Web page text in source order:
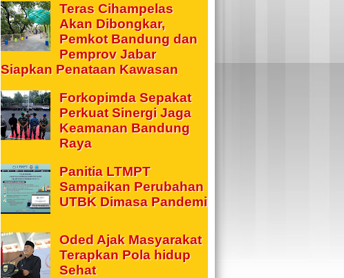
Teras Cihampelas
Akan Dibongkar,
Pemkot Bandung dan
Pemprov Jabar
Siapkan Penataan Kawasan
Forkopimda Sepakat
Perkuat Sinergi Jaga
Keamanan Bandung
Raya
Panitia LTMPT
Sampaikan Perubahan
UTBK Dimasa Pandemi
Oded Ajak Masyarakat
Terapkan Pola hidup
Sehat